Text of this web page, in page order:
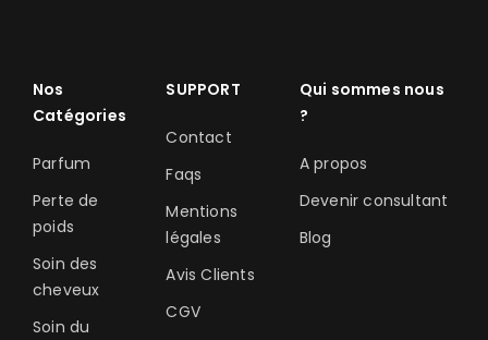
Qui sommes nous
?
A propos
Devenir consultant
Blog
SUPPORT
Contact
Faqs
Mentions
légales
Avis Clients
CGV
Nos
Catégories
Parfum
Perte de
poids
Soin des
cheveux
Soin du